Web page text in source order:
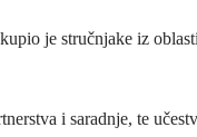
je stručnjake iz
i saradnje, te